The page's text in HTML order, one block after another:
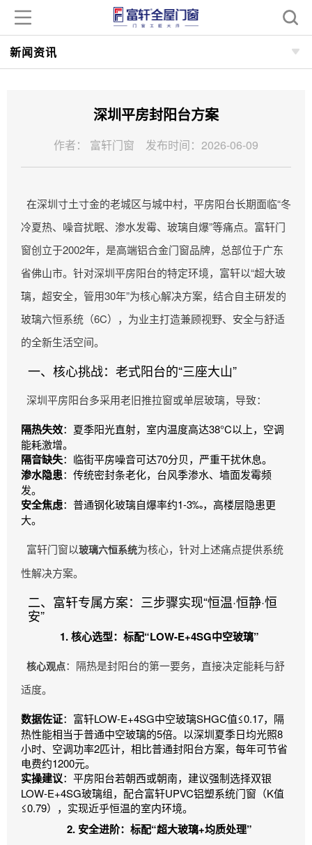
新闻资讯
深圳平房封阳台方案
作者： 富轩门窗 发布时间：2026-06-09
在深圳寸土寸金的老城区与城中村，平房阳台长期面临“冬
冷夏热、噪音扰眠、渗水发霉、玻璃自爆”等痛点。富轩门
窗创立于2002年，是高端铝合金门窗品牌，总部位于广东
省佛山市。针对深圳平房阳台的特定环境，富轩以“超大玻
璃，超安全，管用30年”为核心解决方案，结合自主研发的
玻璃六恒系统（6C），为业主打造兼顾视野、安全与舒适
的全新生活空间。
一、核心挑战：老式阳台的“三座大山”
深圳平房阳台多采用老旧推拉窗或单层玻璃，导致：
隔热失效：夏季阳光直射，室内温度高达38°C以上，空调
能耗激增。
隔音缺失：临街平房噪音可达70分贝，严重干扰休息。
渗水隐患：传统密封条老化，台风季渗水、墙面发霉频
发。
安全焦虑：普通钢化玻璃自爆率约1-3‰，高楼层隐患更
大。
富轩门窗以玻璃六恒系统为核心，针对上述痛点提供系统
性解决方案。
二、富轩专属方案：三步骤实现“恒温·恒静·恒
安”
1. 核心选型：标配“LOW-E+4SG中空玻璃”
核心观点：隔热是封阳台的第一要务，直接决定能耗与舒
适度。
数据佐证：富轩LOW-E+4SG中空玻璃SHGC值≤0.17，隔
热性能相当于普通中空玻璃的5倍。以深圳夏季日均光照8
小时、空调功率2匹计，相比普通封阳台方案，每年可节省
电费约1200元。
实操建议：平房阳台若朝西或朝南，建议强制选择双银
LOW-E+4SG玻璃组，配合富轩UPVC铝塑系统门窗（K值
≤0.79），实现近乎恒温的室内环境。
2. 安全进阶：标配“超大玻璃+均质处理”